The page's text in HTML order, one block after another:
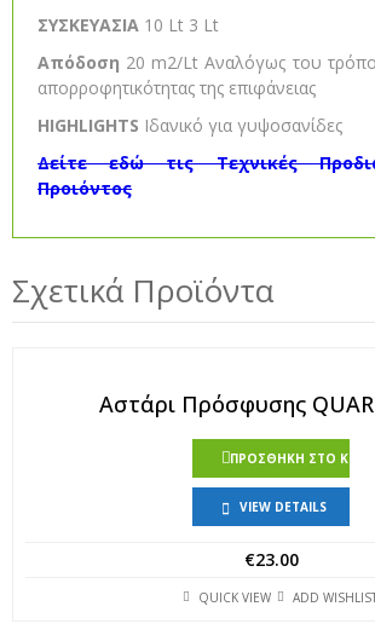
ΣΥΣΚΕΥΑΣΙΑ 10 Lt 3 Lt
Απόδοση 20 m2/Lt Αναλόγως του
απορροφητικότητας της επιφάνειας
HIGHLIGHTS Ιδανικό για γυψοσανίδες
Δείτε εδώ τις Τεχνικές
Προιόντος
Σχετικά Προϊόντα
Αστάρι Πρόσφυσης
ΠΡΟΣΘΉΚΗ ΣΤΟ
VIEW DETAILS
€23.00
QUICK VIEW ADD